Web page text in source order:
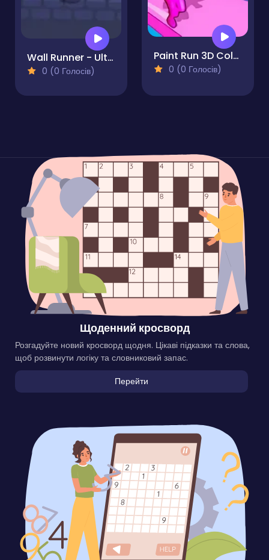
Wall Runner - Ultimate
0 (0 Голосів)
Paint Run 3D Color Puzzle
0 (0 Голосів)
Щоденний кросворд
Розгадуйте новий кросворд щодня. Цікаві підказки та слова,
щоб розвинути логіку та словниковий запас.
Перейти